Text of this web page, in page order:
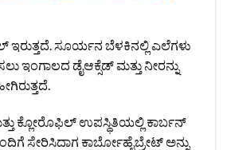
ಇರುತ್ತದೆ. ಸೂರ್ಯನ ಬೆಳಕಿನಲ್ಲಿ ಎಲೆಗಳು
ಇಂಗಾಲದ ಡೈಆಕ್ಸೆಡ್ ಮತ್ತು ನೀರನ್ನು
ಕ್ಲೋರೊಫಿಲ್ ಉಪಸ್ಥಿತಿಯಲ್ಲಿ ಕಾರ್ಬನ್
ಸೇರಿಸಿದಾಗ ಕಾರ್ಬೋಹೈಬ್ರೇಟ್ ಅನ್ನು